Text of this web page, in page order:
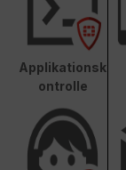
Applikationsk
ontrolle